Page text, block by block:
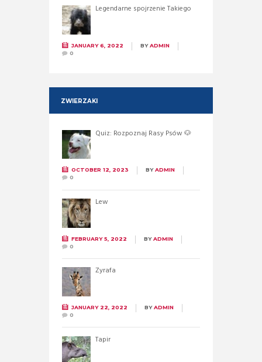
Legendarne spojrzenie Takiego
JANUARY 6, 2022 BYADMIN
0
ZWIERZAKI
Quiz: Rozpoznaj Rasy Psów 🐶
OCTOBER 12, 2023 BYADMIN
0
Lew
FEBRUARY 5, 2022 BYADMIN
0
Żyrafa
JANUARY 22, 2022 BYADMIN
0
Tapir